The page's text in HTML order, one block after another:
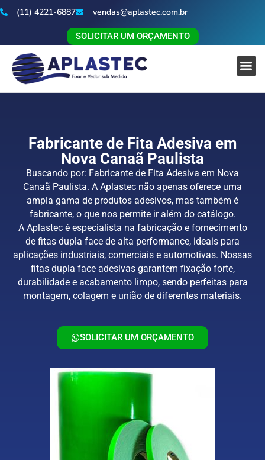
(11) 4221-6887 vendas@aplastec.com.br
SOLICITAR UM ORÇAMENTO
Fabricante de Fita Adesiva em
Nova Canaã Paulista
Buscando por: Fabricante de Fita Adesiva em Nova
Canaã Paulista. A Aplastec não apenas oferece uma
ampla gama de produtos adesivos, mas também é
fabricante, o que nos permite ir além do catálogo.
A Aplastec é especialista na fabricação e fornecimento
de fitas dupla face de alta performance, ideais para
aplicações industriais, comerciais e automotivas. Nossas
fitas dupla face adesivas garantem fixação forte,
durabilidade e acabamento limpo, sendo perfeitas para
montagem, colagem e união de diferentes materiais.
SOLICITAR UM ORÇAMENTO